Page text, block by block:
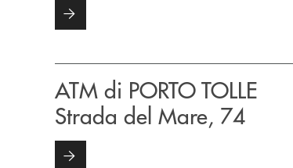
ATM di PORTO TOLLE
Strada del Mare, 74